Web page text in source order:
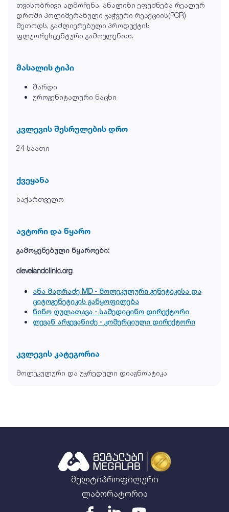
თვისობრივი აღმოჩენა. ანალიზი ეფუძნება რეალურ
დროში პოლიმერაზული ჯაჭვური რეაქციის(PCR)
მეთოდს, გაძლიერებული პროდუქტის
ფლუორესცენტური გამოვლენით.
მასალის ტიპი
შარდი
უროგენიტალური ნაცხი
კვლევის შესრულების დრო
24 საათი
ქვეყანა
საქართველო
ავტორი და წყარო
გამოყენებული წყაროები:
clevelandclinic.org
ანა მაღრაძე MD - მოლეკულური გენეტიკისა და
ციტოგენეტიკის განყოფილება
ნინო ღულათავა - სამედიცინო დირექტორი
ლევან არჯევანიძე - კომერციული დირექტორი
კვლევის კატეგორია
მოლეკულური და უჯრედული დიაგნოსტიკა
მულტიპროფილური
ლაბორატორია